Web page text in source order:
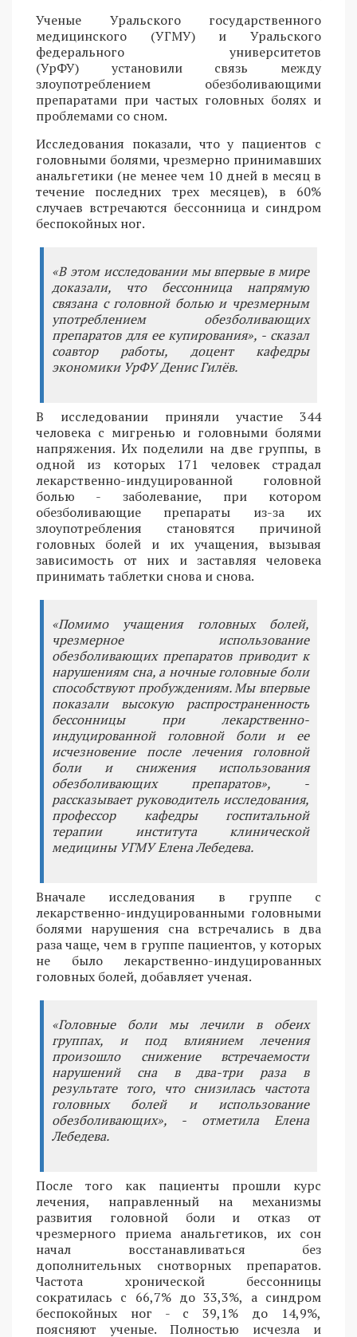
Ученые Уральского государственного
медицинского (УГМУ) и Уральского
федерального университетов
(УрФУ) установили связь между
злоупотреблением обезболивающими
препаратами при частых головных болях и
проблемами со сном.
Исследования показали, что у пациентов с
головными болями, чрезмерно принимавших
анальгетики (не менее чем 10 дней в месяц в
течение последних трех месяцев), в 60%
случаев встречаются бессонница и синдром
беспокойных ног.
«В этом исследовании мы впервые в мире
доказали, что бессонница напрямую
связана с головной болью и чрезмерным
употреблением обезболивающих
препаратов для ее купирования», - сказал
соавтор работы, доцент кафедры
экономики УрФУ Денис Гилёв.
В исследовании приняли участие 344
человека с мигренью и головными болями
напряжения. Их поделили на две группы, в
одной из которых 171 человек страдал
лекарственно-индуцированной головной
болью - заболевание, при котором
обезболивающие препараты из-за их
злоупотребления становятся причиной
головных болей и их учащения, вызывая
зависимость от них и заставляя человека
принимать таблетки снова и снова.
«Помимо учащения головных болей,
чрезмерное использование
обезболивающих препаратов приводит к
нарушениям сна, а ночные головные боли
способствуют пробуждениям. Мы впервые
показали высокую распространенность
бессонницы при лекарственно-
индуцированной головной боли и ее
исчезновение после лечения головной
боли и снижения использования
обезболивающих препаратов», -
рассказывает руководитель исследования,
профессор кафедры госпитальной
терапии института клинической
медицины УГМУ Елена Лебедева.
Вначале исследования в группе с
лекарственно-индуцированными головными
болями нарушения сна встречались в два
раза чаще, чем в группе пациентов, у которых
не было лекарственно-индуцированных
головных болей, добавляет ученая.
«Головные боли мы лечили в обеих
группах, и под влиянием лечения
произошло снижение встречаемости
нарушений сна в два-три раза в
результате того, что снизилась частота
головных болей и использование
обезболивающих», - отметила Елена
Лебедева.
После того как пациенты прошли курс
лечения, направленный на механизмы
развития головной боли и отказ от
чрезмерного приема анальгетиков, их сон
начал восстанавливаться без
дополнительных снотворных препаратов.
Частота хронической бессонницы
сократилась с 66,7% до 33,3%, а синдром
беспокойных ног - с 39,1% до 14,9%,
поясняют ученые. Полностью исчезла и